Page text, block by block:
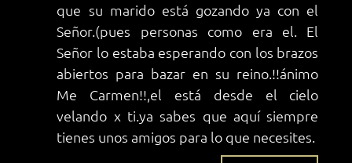
que su marido está gozando ya con el
Señor.(pues personas como era el. El
Señor lo estaba esperando con los brazos
abiertos para bazar en su reino.!!ánimo
Me Carmen!!,el está desde el cielo
velando x ti.ya sabes que aquí siempre
tienes unos amigos para lo que necesites.